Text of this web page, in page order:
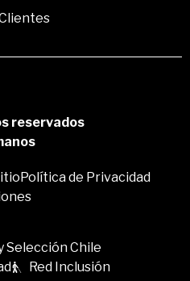
reservados
Política de Privacidad
Selección Chile
Red Inclusión